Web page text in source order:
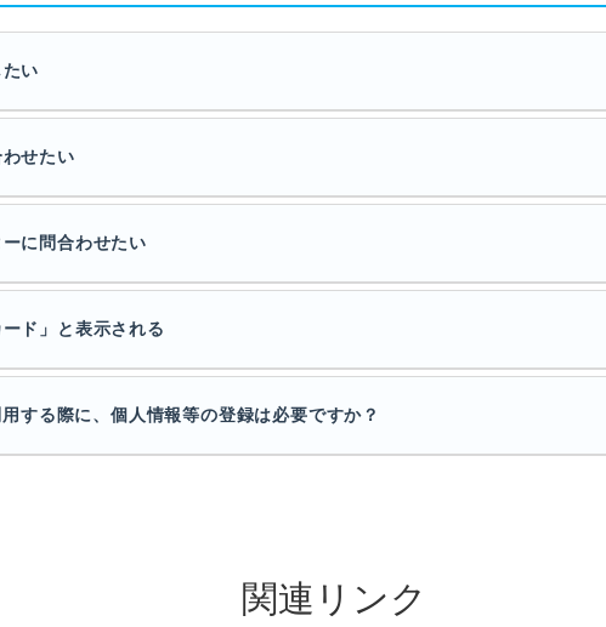
い
せたい
に問合わせたい
ド」と表示される
する際に、個人情報等の登録は必要ですか？
関連リンク